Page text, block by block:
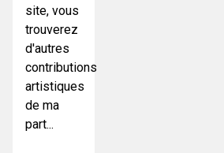
site, vous
trouverez
d'autres
contributions
artistiques
de ma
part...